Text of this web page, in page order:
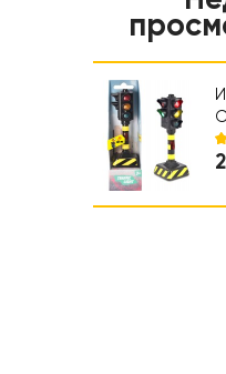
Салон
Ночники
Коляски и
Ходунки